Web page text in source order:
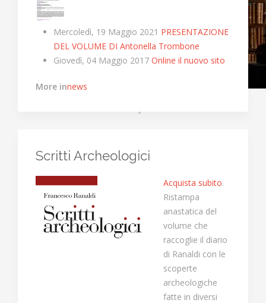
Mercoledì, 19 Maggio 2021 PRESENTAZIONE
DEL VOLUME DI Antonella Trombone
Giovedì, 04 Maggio 2017 Online il nuovo sito
More innews
Scritti Archeologici
Acquista subito.
Ristampa
anastatica del
volume che
raccoglie il diario
di Ranaldi con le
scoperte
archeologiche
fatte in diversi